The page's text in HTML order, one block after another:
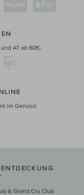
AT ab 60€.
im Genuss!
& Grand Cru Club